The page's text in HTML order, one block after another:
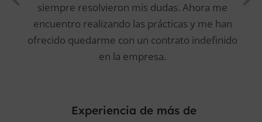
siempre resolvieron mis dudas. Ahora me
encuentro realizando las prácticas y me han
ofrecido quedarme con un contrato indefinido
en la empresa.
Experiencia de más de